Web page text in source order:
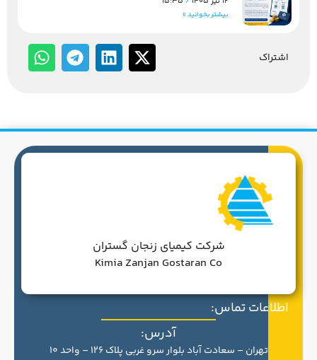
اشتراک
بیشتر بخوانید »
اطلاعات تماس:
آدرس:
تهران – سعادت آباد بلوار سرو غربی پلاک 126 – واحد 10
شرکت کیمیای زنجان گستران
Kimia Zanjan Gostaran Co